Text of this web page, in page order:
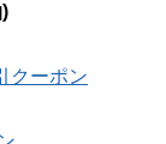
クーポン